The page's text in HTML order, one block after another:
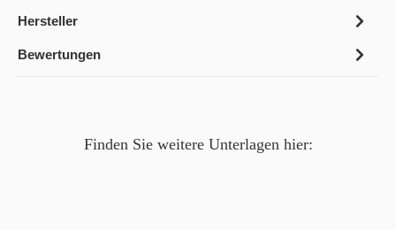
Hersteller
Bewertungen
Finden Sie weitere Unterlagen hier: